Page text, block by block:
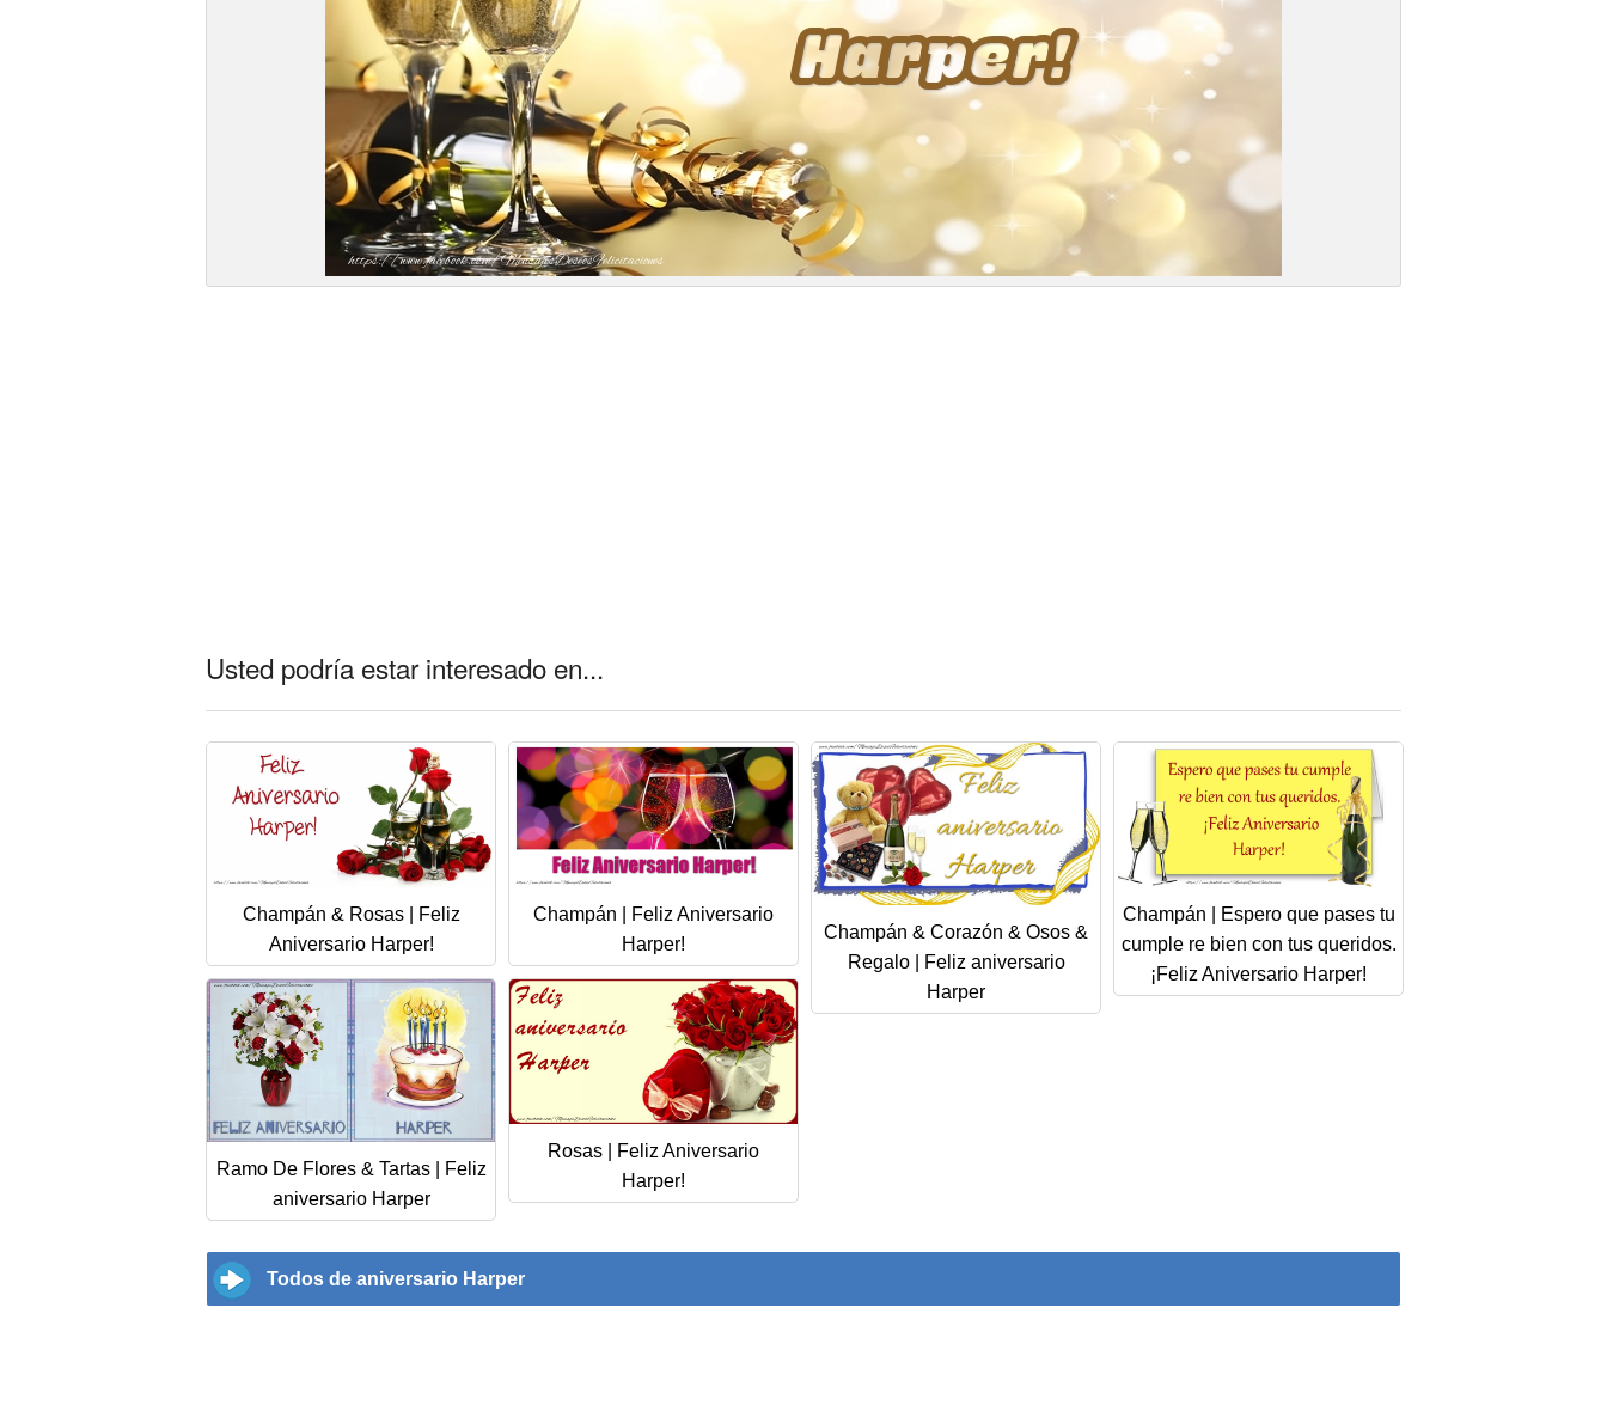
Usted podría estar interesado en...
Champán & Rosas | Feliz
Aniversario Harper!
Champán | Feliz Aniversario
Harper!
Champán & Corazón & Osos &
Regalo | Feliz aniversario
Harper
Champán | Espero que pases tu
cumple re bien con tus queridos.
¡Feliz Aniversario Harper!
Ramo De Flores & Tartas | Feliz
aniversario Harper
Rosas | Feliz Aniversario
Harper!
Todos de aniversario Harper